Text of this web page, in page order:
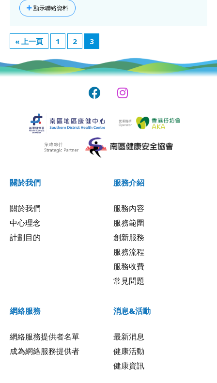
顯示聯絡資料
« 上一頁 1 2 3
關於我們
關於我們
中心理念
計劃目的
服務介紹
服務內容
服務範圍
創新服務
服務流程
服務收費
常見問題
網絡服務
網絡服務提供者名單
成為網絡服務提供者
消息&活動
最新消息
健康活動
健康資訊